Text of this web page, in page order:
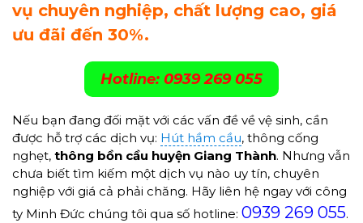
vụ chuyên nghiệp, chất lượng cao, giá
ưu đãi đến 30%.
Hotline: 0939 269 055
Nếu bạn đang đối mặt với các vấn đề về vệ sinh, cần
được hỗ trợ các dịch vụ: Hút hầm cầu, thông cống
nghẹt, thông bồn cầu huyện Giang Thành. Nhưng vẫn
chưa biết tìm kiếm một dịch vụ nào uy tín, chuyên
nghiệp với giá cả phải chăng. Hãy liên hệ ngay với công
ty Minh Đức chúng tôi qua số hotline: 0939 269 055.